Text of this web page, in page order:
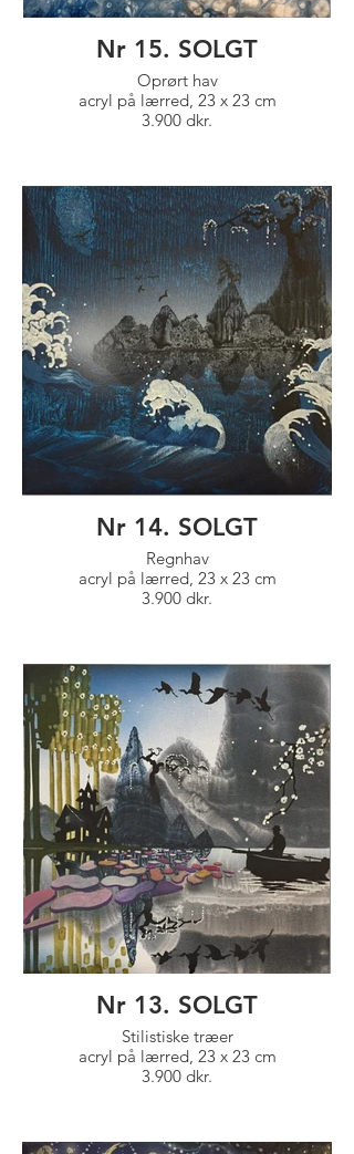
Nr 15. SOLGT
Oprørt hav
acryl på lærred, 23 x 23 cm
3.900 dkr.
Nr 14. SOLGT
Regnhav
acryl på lærred, 23 x 23 cm
3.900 dkr.
Nr 13. SOLGT
Stilistiske træer
acryl på lærred, 23 x 23 cm
3.900 dkr.